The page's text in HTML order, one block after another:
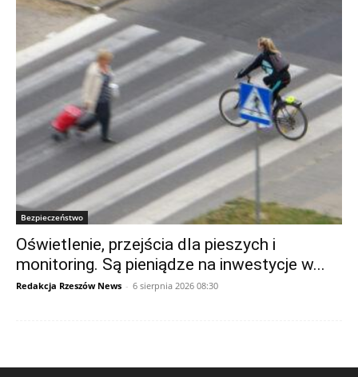
Bezpieczeństwo
Oświetlenie, przejścia dla pieszych i
monitoring. Są pieniądze na inwestycje w...
Redakcja Rzeszów News - 6 sierpnia 2026 08:30